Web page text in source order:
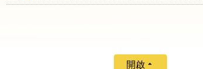
開啟